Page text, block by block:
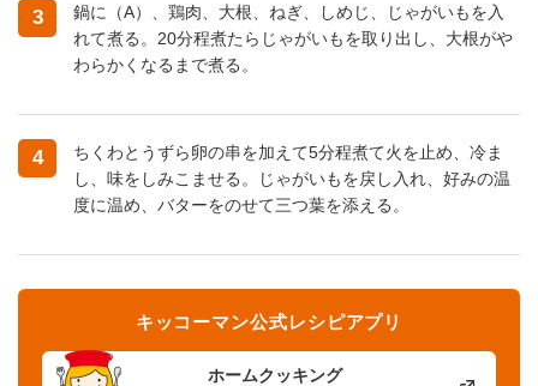
3
鍋に（A）、鶏肉、大根、ねぎ、しめじ、じゃがいもを入
れて煮る。20分程煮たらじゃがいもを取り出し、大根がや
わらかくなるまで煮る。
4
ちくわとうずら卵の串を加えて5分程煮て火を止め、冷ま
し、味をしみこませる。じゃがいもを戻し入れ、好みの温
度に温め、バターをのせて三つ葉を添える。
ホームクッキング
キッコーマン公式レシピアプリ